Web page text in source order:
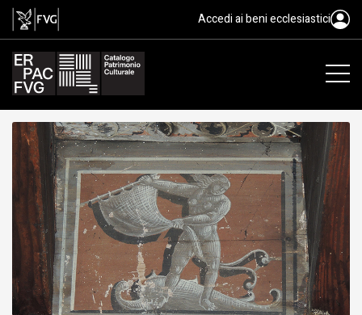
tavoletta da soffitto, ambito
Accedi ai beni ecclesiastici